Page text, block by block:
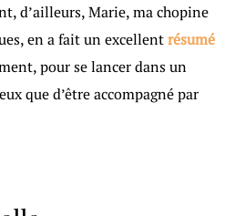
d’ailleurs, Marie, ma chopine
en a fait un excellentrésumé
pour se lancer dans un
que d’être accompagné par